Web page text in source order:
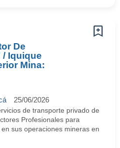
De
/ Iquique
Mina:
25/06/2026
de transporte privado de
Profesionales para
sus operaciones mineras en